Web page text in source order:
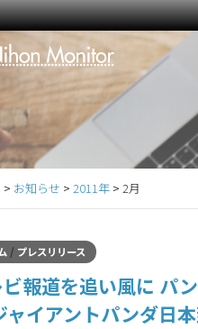
> お知らせ > 2011年 > 2月
/ プレスリリース
報道を追い風に パ
ャイアントパンダ日